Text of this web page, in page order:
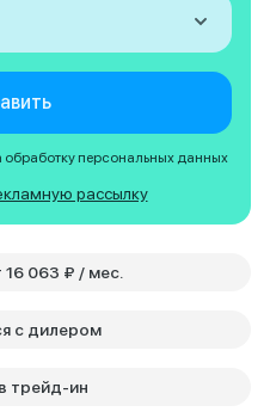
обработку персональных данных
рассылку
от 16 063 ₽ / мес.
с дилером
трейд-ин